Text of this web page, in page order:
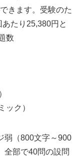
きます。受験のた
たり‎‎25,380円と
数
ック）
弱（800文字～900
全部で40問の設問